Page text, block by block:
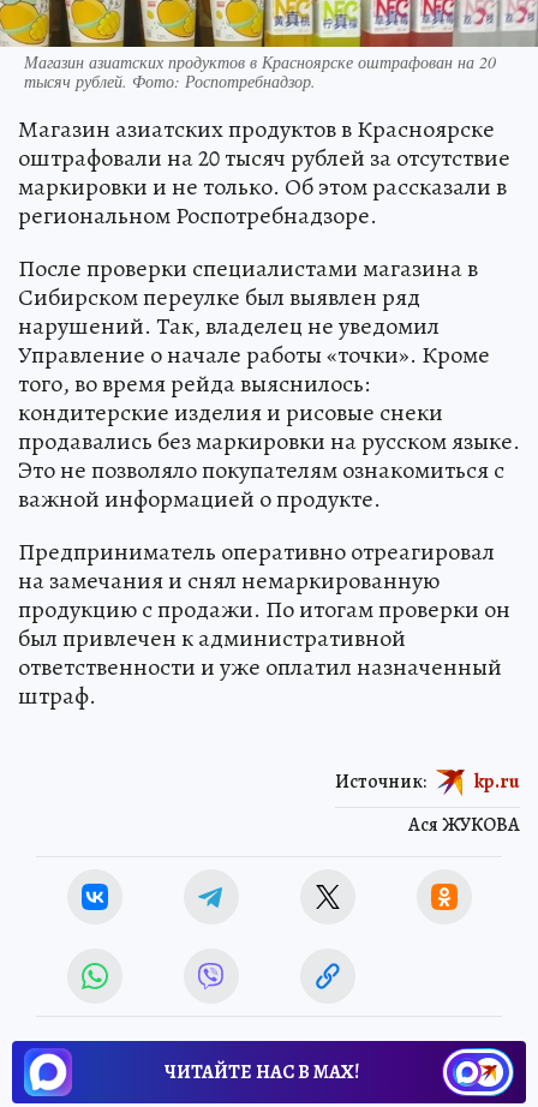
Магазин азиатских продуктов в Красноярске оштрафован на 20
тысяч рублей. Фото: Роспотребнадзор.
Магазин азиатских продуктов в Красноярске
оштрафовали на 20 тысяч рублей за отсутствие
маркировки и не только. Об этом рассказали в
региональном Роспотребнадзоре.
После проверки специалистами магазина в
Сибирском переулке был выявлен ряд
нарушений. Так, владелец не уведомил
Управление о начале работы «точки». Кроме
того, во время рейда выяснилось:
кондитерские изделия и рисовые снеки
продавались без маркировки на русском языке.
Это не позволяло покупателям ознакомиться с
важной информацией о продукте.
Предприниматель оперативно отреагировал
на замечания и снял немаркированную
продукцию с продажи. По итогам проверки он
был привлечен к административной
ответственности и уже оплатил назначенный
штраф.
Ася ЖУКОВА
Источник: kp.ru
ЧИТАЙТЕ НАС В МАХ!